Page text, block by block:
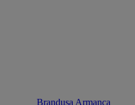
Brandusa Armanca